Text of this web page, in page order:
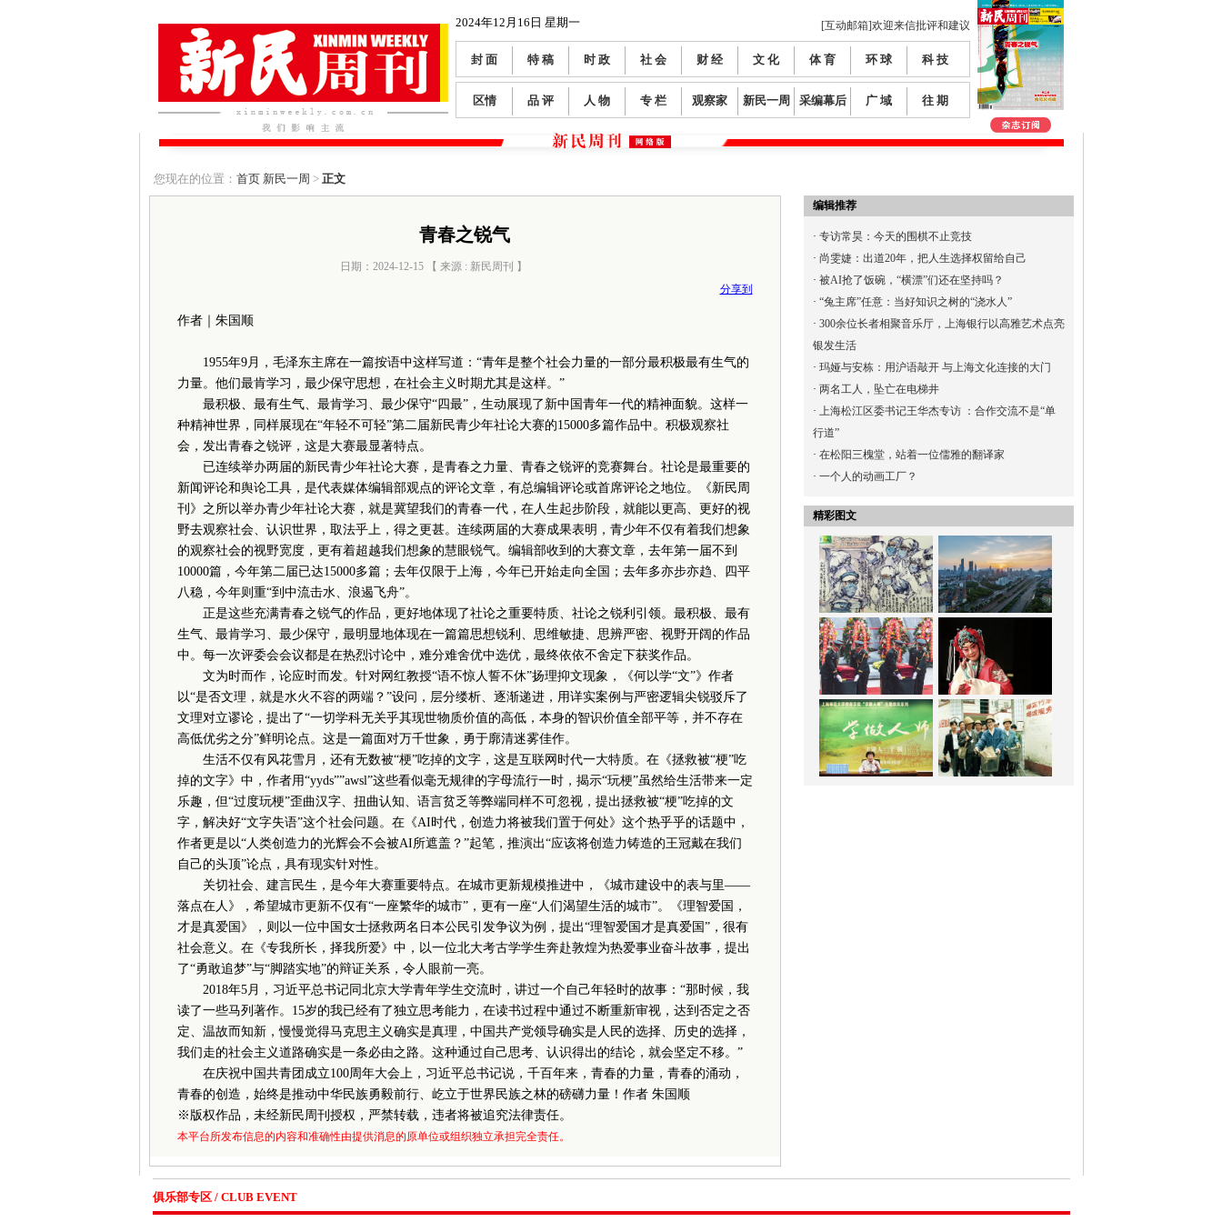
2024年12月16日 星期一 [互动邮箱]欢迎来信批评和建议
封 面 特 稿 时 政 社 会 财 经 文 化 体 育 环 球 科 技
区情 品 评 人 物 专 栏 观察家 新民一周 采编幕后 广 域 往 期
您现在的位置： 首页 新民一周 > 正文
青春之锐气
日期：2024-12-15 【 来源 : 新民周刊 】
分享到
作者｜朱国顺
1955年9月，毛泽东主席在一篇按语中这样写道：“青年是整个社会力量的一部分最积极最有生气的
力量。他们最肯学习，最少保守思想，在社会主义时期尤其是这样。”
最积极、最有生气、最肯学习、最少保守“四最”，生动展现了新中国青年一代的精神面貌。这样一
种精神世界，同样展现在“年轻不可轻”第二届新民青少年社论大赛的15000多篇作品中。积极观察社
会，发出青春之锐评，这是大赛最显著特点。
已连续举办两届的新民青少年社论大赛，是青春之力量、青春之锐评的竞赛舞台。社论是最重要的
新闻评论和舆论工具，是代表媒体编辑部观点的评论文章，有总编辑评论或首席评论之地位。《新民周
刊》之所以举办青少年社论大赛，就是冀望我们的青春一代，在人生起步阶段，就能以更高、更好的视
野去观察社会、认识世界，取法乎上，得之更甚。连续两届的大赛成果表明，青少年不仅有着我们想象
的观察社会的视野宽度，更有着超越我们想象的慧眼锐气。编辑部收到的大赛文章，去年第一届不到
10000篇，今年第二届已达15000多篇；去年仅限于上海，今年已开始走向全国；去年多亦步亦趋、四平
八稳，今年则重“到中流击水、浪遏飞舟”。
正是这些充满青春之锐气的作品，更好地体现了社论之重要特质、社论之锐利引领。最积极、最有
生气、最肯学习、最少保守，最明显地体现在一篇篇思想锐利、思维敏捷、思辨严密、视野开阔的作品
中。每一次评委会会议都是在热烈讨论中，难分难舍优中选优，最终依依不舍定下获奖作品。
文为时而作，论应时而发。针对网红教授“语不惊人誓不休”扬理抑文现象，《何以学“文”》作者
以“是否文理，就是水火不容的两端？”设问，层分缕析、逐渐递进，用详实案例与严密逻辑尖锐驳斥了
文理对立谬论，提出了“一切学科无关乎其现世物质价值的高低，本身的智识价值全部平等，并不存在
高低优劣之分”鲜明论点。这是一篇面对万千世象，勇于廓清迷雾佳作。
生活不仅有风花雪月，还有无数被“梗”吃掉的文字，这是互联网时代一大特质。在《拯救被“梗”吃
掉的文字》中，作者用“yyds””awsl”这些看似毫无规律的字母流行一时，揭示“玩梗”虽然给生活带来一定
乐趣，但“过度玩梗”歪曲汉字、扭曲认知、语言贫乏等弊端同样不可忽视，提出拯救被“梗”吃掉的文
字，解决好“文字失语”这个社会问题。在《AI时代，创造力将被我们置于何处》这个热乎乎的话题中，
作者更是以“人类创造力的光辉会不会被AI所遮盖？”起笔，推演出“应该将创造力铸造的王冠戴在我们
自己的头顶”论点，具有现实针对性。
关切社会、建言民生，是今年大赛重要特点。在城市更新规模推进中，《城市建设中的表与里——
落点在人》，希望城市更新不仅有“一座繁华的城市”，更有一座“人们渴望生活的城市”。《理智爱国，
才是真爱国》，则以一位中国女士拯救两名日本公民引发争议为例，提出“理智爱国才是真爱国”，很有
社会意义。在《专我所长，择我所爱》中，以一位北大考古学学生奔赴敦煌为热爱事业奋斗故事，提出
了“勇敢追梦”与“脚踏实地”的辩证关系，令人眼前一亮。
2018年5月，习近平总书记同北京大学青年学生交流时，讲过一个自己年轻时的故事：“那时候，我
读了一些马列著作。15岁的我已经有了独立思考能力，在读书过程中通过不断重新审视，达到否定之否
定、温故而知新，慢慢觉得马克思主义确实是真理，中国共产党领导确实是人民的选择、历史的选择，
我们走的社会主义道路确实是一条必由之路。这种通过自己思考、认识得出的结论，就会坚定不移。”
在庆祝中国共青团成立100周年大会上，习近平总书记说，千百年来，青春的力量，青春的涌动，
青春的创造，始终是推动中华民族勇毅前行、屹立于世界民族之林的磅礴力量！作者 朱国顺
※ 版权作品，未经新民周刊授权，严禁转载，违者将被追究法律责任。
本平台所发布信息的内容和准确性由提供消息的原单位或组织独立承担完全责任。
编辑推荐
· 专访常昊：今天的围棋不止竞技
· 尚雯婕：出道20年，把人生选择权留给自己
· 被AI抢了饭碗，“横漂”们还在坚持吗？
· “兔主席”任意：当好知识之树的“浇水人”
· 300余位长者相聚音乐厅，上海银行以高雅艺术点亮
银发生活
· 玛娅与安栋：用沪语敲开 与上海文化连接的大门
· 两名工人，坠亡在电梯井
· 上海松江区委书记王华杰专访 ：合作交流不是“单
行道”
· 在松阳三槐堂，站着一位儒雅的翻译家
· 一个人的动画工厂？
精彩图文
俱乐部专区 / CLUB EVENT